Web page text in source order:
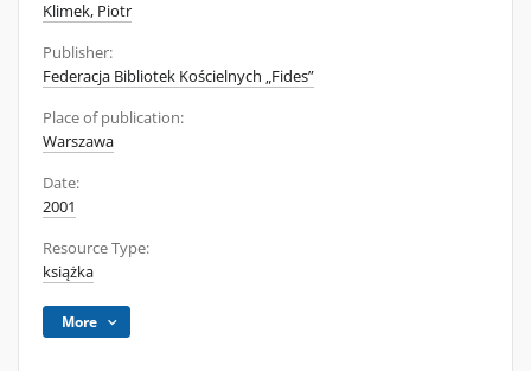
Klimek, Piotr
Publisher:
Federacja Bibliotek Kościelnych „Fides”
Place of publication:
Warszawa
Date:
2001
Resource Type:
książka
More